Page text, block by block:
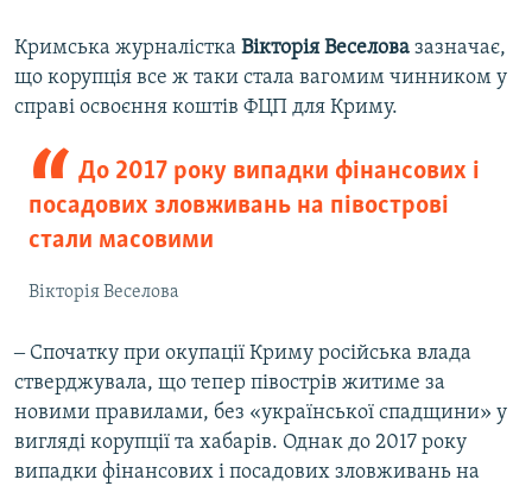
Кримська журналістка Вікторія Веселова зазначає,
що корупція все ж таки стала вагомим чинником у
справі освоєння коштів ФЦП для Криму.
До 2017 року випадки фінансових і
посадових зловживань на півострові
стали масовими
Вікторія Веселова
‒ Спочатку при окупації Криму російська влада
стверджувала, що тепер півострів житиме за
новими правилами, без «української спадщини» у
вигляді корупції та хабарів. Однак до 2017 року
випадки фінансових і посадових зловживань на